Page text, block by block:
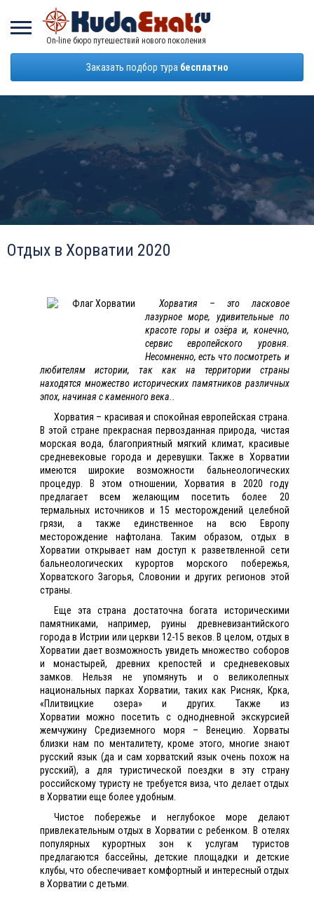
On-line бюро путешествий нового поколения
Заказать подбор тура бесплатно
Отдых в Хорватии 2020
Хорватия – это ласковое
лазурное море, удивительные по
красоте горы и озёра и, конечно,
сервис европейского уровня.
Несомненно, есть что посмотреть и
любителям истории, так как на территории страны
находятся множество исторических памятников различных
эпох, начиная с каменного века..
Хорватия – красивая и спокойная европейская страна.
В этой стране прекрасная первозданная природа, чистая
морская вода, благоприятный мягкий климат, красивые
средневековые города и деревушки. Также в Хорватии
имеются широкие возможности бальнеологических
процедур. В этом отношении, Хорватия в 2020 году
предлагает всем желающим посетить более 20
термальных источников и 15 месторождений целебной
грязи, а также единственное на всю Европу
месторождение нафтолана. Таким образом, отдых в
Хорватии открывает нам доступ к разветвленной сети
бальнеологических курортов морского побережья,
Хорватского Загорья, Словонии и других регионов этой
страны.
Еще эта страна достаточна богата историческими
памятниками, например, руины древневизантийского
города в Истрии или церкви 12-15 веков. В целом, отдых в
Хорватии дает возможность увидеть множество соборов
и монастырей, древних крепостей и средневековых
замков. Нельзя не упомянуть и о великолепных
национальных парках Хорватии, таких как Рисняк, Крка,
«Плитвицкие озера» и других. Также из
Хорватии можно посетить с однодневной экскурсией
жемчужину Средиземного моря – Венецию. Хорваты
близки нам по менталитету, кроме этого, многие знают
русский язык (да и сам хорватский язык очень похож на
русский), а для туристической поездки в эту страну
российскому туристу не требуется виза, что делает отдых
в Хорватии еще более удобным.
Чистое побережье и неглубокое море делают
привлекательным отдых в Хорватии с ребенком. В отелях
популярных курортных зон к услугам туристов
предлагаются бассейны, детские площадки и детские
клубы, что обеспечивает комфортный и интересный отдых
в Хорватии с детьми.